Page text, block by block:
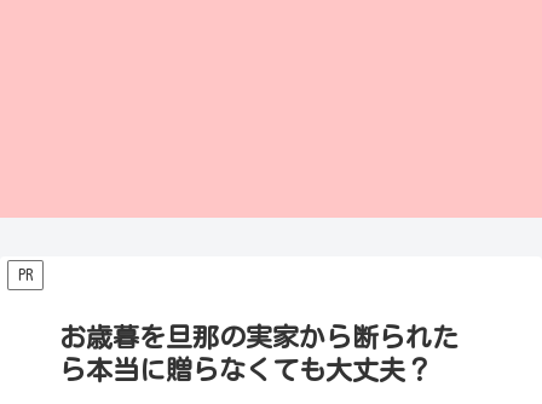
PR
お歳暮を旦那の実家から断られた
ら本当に贈らなくても大丈夫？